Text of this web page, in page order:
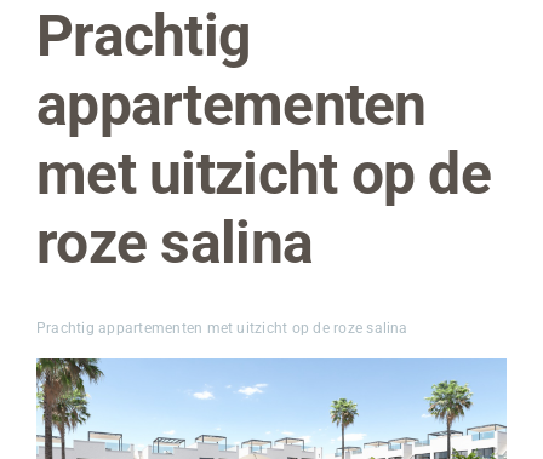
Wonen in Spanje
Webinar
Over CasaCoach
Bekijk
grotere
Prachtig
appartementen
met uitzicht op de
roze salina
Prachtig appartementen met uitzicht op de roze salina